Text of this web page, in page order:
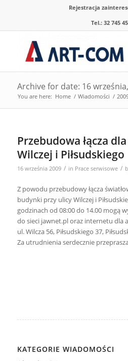
Rejestracja
Tel.: 32 745
Archive for date: 16
You are here: Home / Wiadomości /
Przebudowa łącza
Wilczej i Piłsudskiego
16 września 2009 / in Prace serwisowe /
Z powodu przebudowy łącza
budynki przy ulicy Wilczej i
godzinach od 08:00 do 14.00 mogą
do sieci jawnet.pl oraz internetu
ul. Wilcza 56, Piłsudskiego 37,
Za utrudnienia serdecznie
KATEGORIE WIADOMOŚCI